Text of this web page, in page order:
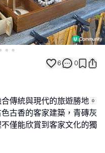
6 0
傳統與現代的旅遊勝地。
古香的客家建築，青磚灰
僅能欣賞到客家文化的獨